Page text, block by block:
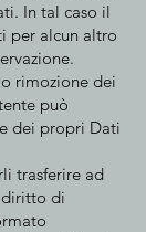
In tal caso il
per alcun altro
rimozione dei
può
dei propri Dati
trasferire ad
diritto di